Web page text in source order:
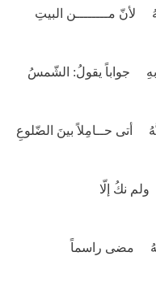
لأنّ مــــــــن البيتِ
بهِ جواباً يقولُ: الشّمسُ
لأنَّهُ أتى حــامِلاً بينَ الضّلوعِ
ولم نكُ إلّا
أنَّهُ مضى راسماً